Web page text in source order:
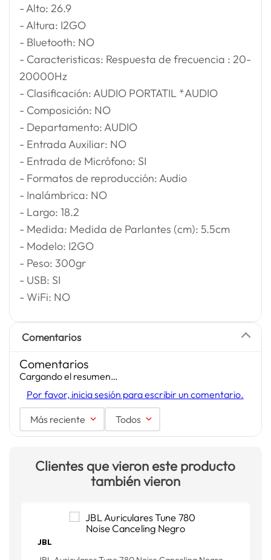
- Alto: 26.9
- Altura: I2GO
- Bluetooth: NO
- Caracteristicas: Respuesta de frecuencia : 20-
20000Hz
- Clasificación: AUDIO PORTATIL *AUDIO
- Composición: NO
- Departamento: AUDIO
- Entrada Auxiliar: NO
- Entrada de Micrófono: SI
- Formatos de reproducción: Audio
- Inalámbrica: NO
- Largo: 18.2
- Medida: Medida de Parlantes (cm): 5.5cm
- Modelo: I2GO
- Peso: 300gr
- USB: SI
- WiFi: NO
Comentarios
Comentarios
Cargando el resumen…
Por favor, inicia sesión para escribir un comentario.
Más reciente Todos
Clientes que vieron este producto
también vieron
JBL